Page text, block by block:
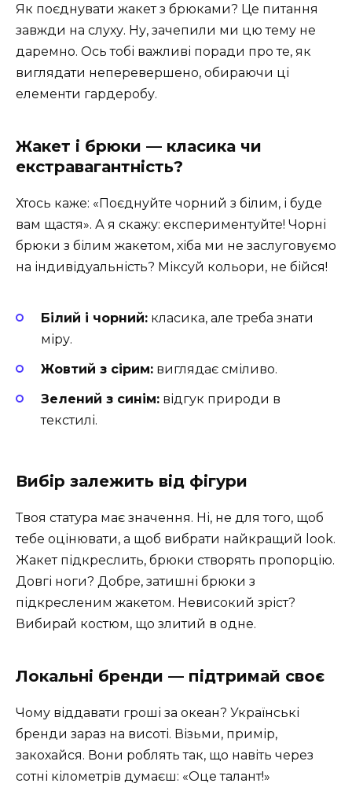
Як поєднувати жакет з брюками? Це питання
завжди на слуху. Ну, зачепили ми цю тему не
даремно. Ось тобі важливі поради про те, як
виглядати неперевершено, обираючи ці
елементи гардеробу.
Жакет і брюки — класика чи
екстравагантність?
Хтось каже: «Поєднуйте чорний з білим, і буде
вам щастя». А я скажу: експериментуйте! Чорні
брюки з білим жакетом, хіба ми не заслуговуємо
на індивідуальність? Міксуй кольори, не бійся!
Білий і чорний: класика, але треба знати
міру.
Жовтий з сірим: виглядає сміливо.
Зелений з синім: відгук природи в
текстилі.
Вибір залежить від фігури
Твоя статура має значення. Ні, не для того, щоб
тебе оцінювати, а щоб вибрати найкращий look.
Жакет підкреслить, брюки створять пропорцію.
Довгі ноги? Добре, затишні брюки з
підкресленим жакетом. Невисокий зріст?
Вибирай костюм, що злитий в одне.
Локальні бренди — підтримай своє
Чому віддавати гроші за океан? Українські
бренди зараз на висоті. Візьми, примір,
закохайся. Вони роблять так, що навіть через
сотні кілометрів думаєш: «Оце талант!»